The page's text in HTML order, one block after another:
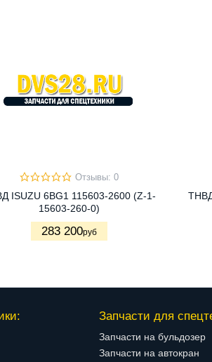
Отзывы: 0
ISUZU 6BG1 115603-2600 (Z-1-
15603-260-0)
283 200руб
Запчасти для
Запчасти на бульдозер
Запчасти на автокран